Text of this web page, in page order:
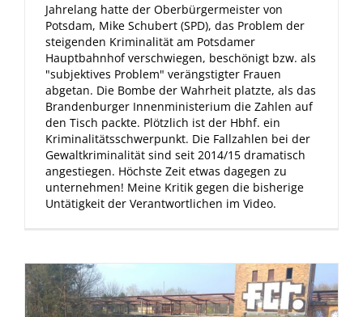
Jahrelang hatte der Oberbürgermeister von
Potsdam, Mike Schubert (SPD), das Problem der
steigenden Kriminalität am Potsdamer
Hauptbahnhof verschwiegen, beschönigt bzw. als
"subjektives Problem" verängstigter Frauen
abgetan. Die Bombe der Wahrheit platzte, als das
Brandenburger Innenministerium die Zahlen auf
den Tisch packte. Plötzlich ist der Hbhf. ein
Kriminalitätsschwerpunkt. Die Fallzahlen bei der
Gewaltkriminalität sind seit 2014/15 dramatisch
angestiegen. Höchste Zeit etwas dagegen zu
unternehmen! Meine Kritik gegen die bisherige
Untätigkeit der Verantwortlichen im Video.